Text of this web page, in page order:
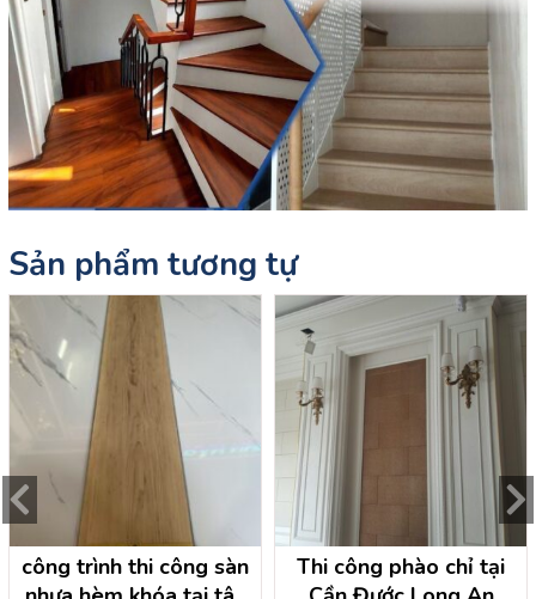
Sản phẩm tương tự
công trình thi công sàn
Thi công phào chỉ tại